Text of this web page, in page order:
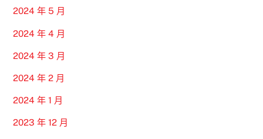
2024 年 5 月
2024 年 4 月
2024 年 3 月
2024 年 2 月
2024 年 1 月
2023 年 12 月